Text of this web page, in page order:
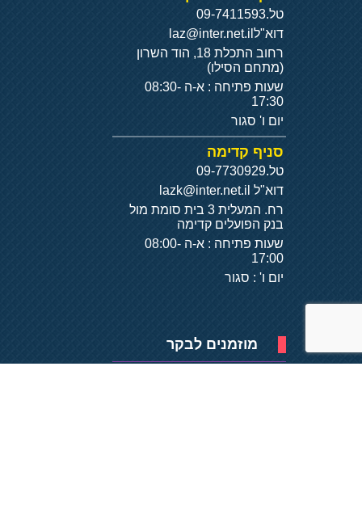
טל.09-7411593
דוא"ל laz@inter.net.il
רחוב התכלת 18, הוד השרון
(מתחם הסילו)
שעות פתיחה : א-ה 08:30-
17:30
יום ו' סגור
סניף קדימה
טל.09-7730929
דוא"ל
רח. המעלית 3 בית סומת מול
בנק הפועלים קדימה
שעות פתיחה : א-ה 08:00-
17:00
יום ו' : סגור
מוזמנים לבקר